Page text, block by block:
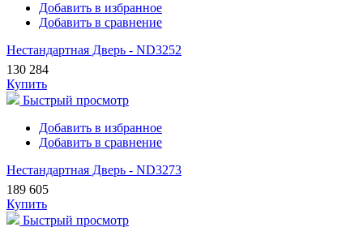
Добавить в избранное
Добавить в сравнение
Нестандартная Дверь - ND3252
130 284
Купить
Быстрый просмотр
Добавить в избранное
Добавить в сравнение
Нестандартная Дверь - ND3273
189 605
Купить
Быстрый просмотр